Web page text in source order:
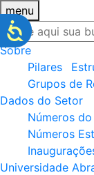
menu
Sobre
Pilares
Grupos de
Dados do Setor
Números
Números
Universidade